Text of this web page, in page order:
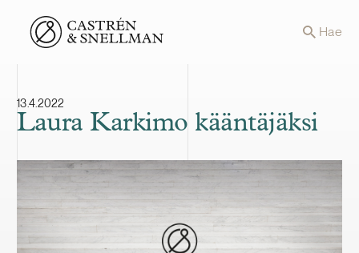
Front page Hae
13.4.2022
Laura Karkimo kääntäjäksi